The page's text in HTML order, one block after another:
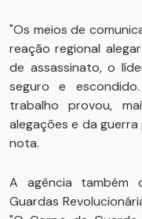
"Os meios de
reação regional
de assassinato, o
seguro e
trabalho provou,
alegações e da
nota.
A agência também
Guardas